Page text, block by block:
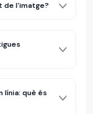
de l'imatge?
línia: què és